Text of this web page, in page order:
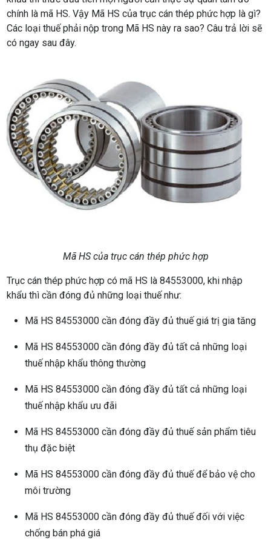
chính là mã HS. Vậy Mã HS của trục cán thép phức hợp là gì?
Các loại thuế phải nộp trong Mã HS này ra sao? Câu trả lời sẽ
có ngay sau đây.
Mã HS của trục cán thép phức hợp
Trục cán thép phức hợp có mã HS là 84553000, khi nhập
khẩu thì cần đóng đủ những loại thuế như:
Mã HS 84553000 cần đóng đầy đủ thuế giá trị gia tăng
Mã HS 84553000 cần đóng đầy đủ tất cả những loại
thuế nhập khẩu thông thường
Mã HS 84553000 cần đóng đầy đủ tất cả những loại
thuế nhập khẩu ưu đãi
Mã HS 84553000 cần đóng đầy đủ thuế sản phẩm tiêu
thụ đặc biệt
Mã HS 84553000 cần đóng đầy đủ thuế để bảo vệ cho
môi trường
Mã HS 84553000 cần đóng đầy đủ thuế đối với việc
chống bán phá giá